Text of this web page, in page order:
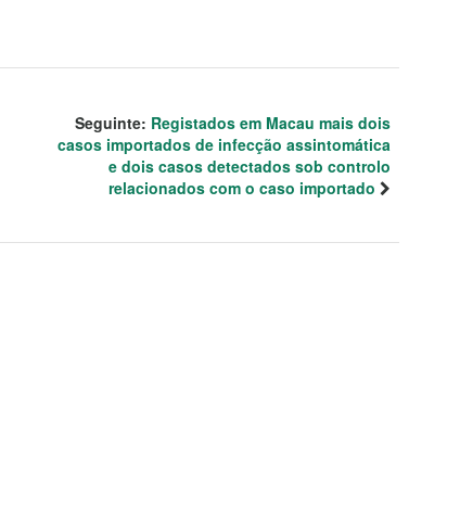
Seguinte: Registados em Macau mais dois
casos importados de infecção assintomática
e dois casos detectados sob controlo
relacionados com o caso importado